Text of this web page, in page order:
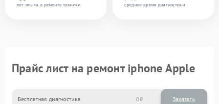
лет опыта в ремонте техники
среднее время диагностики
Прайс лист на ремонт iphone Apple
Бесплатная диагностика 0 Заказать